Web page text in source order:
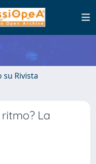
Rivista
La